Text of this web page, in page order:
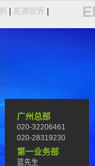
拓源视界
广州总部
020-32206461
020-28319230
第一业务部
蓝先生